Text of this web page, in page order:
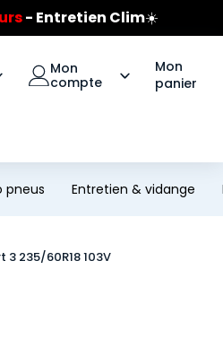
- Entretien Clim☀️
Bridgestone
sur les pneus Bridgestone
Mon
compte
Mon
panier
pneus Entretien & vidange
3 235/60R18 103V